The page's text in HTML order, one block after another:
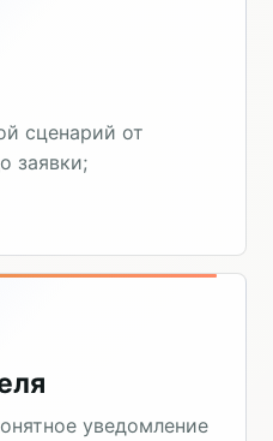
сценарий от
заявки;
уведомление